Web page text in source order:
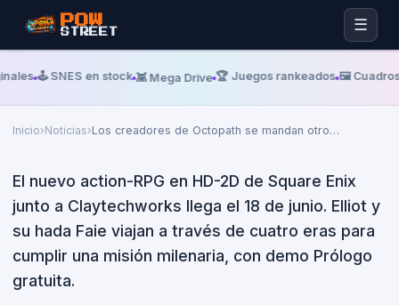
POW
STREET ☰
🕹️ SNES en stock 👾 Mega Drive 🏆 Juegos rankeados 🖼️ Cuadros
Inicio›Noticias›Los creadores de Octopath se mandan otro…
GEMATSU
Los creadores de Octopath se
mandan otro HD-2D: 'The
Adventures of Elliot' debuta el
18 de junio
El nuevo action-RPG en HD-2D de Square Enix
junto a Claytechworks llega el 18 de junio. Elliot y
su hada Faie viajan a través de cuatro eras para
cumplir una misión milenaria, con demo Prólogo
gratuita.